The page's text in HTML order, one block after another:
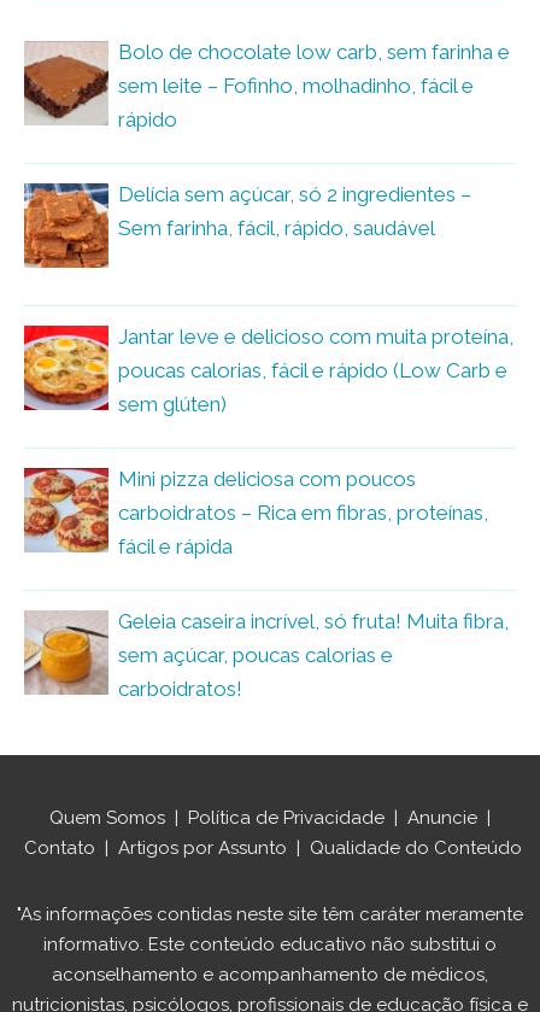
Bolo de chocolate low carb, sem farinha e
sem leite – Fofinho, molhadinho, fácil e
rápido
Delícia sem açúcar, só 2 ingredientes –
Sem farinha, fácil, rápido, saudável
Jantar leve e delicioso com muita proteína,
poucas calorias, fácil e rápido (Low Carb e
sem glúten)
Mini pizza deliciosa com poucos
carboidratos – Rica em fibras, proteínas,
fácil e rápida
Geleia caseira incrível, só fruta! Muita fibra,
sem açúcar, poucas calorias e
carboidratos!
Quem Somos | Política de Privacidade | Anuncie |
Contato | Artigos por Assunto | Qualidade do Conteúdo
"As informações contidas neste site têm caráter meramente
informativo. Este conteúdo educativo não substitui o
aconselhamento e acompanhamento de médicos,
nutricionistas, psicólogos, profissionais de educação física e